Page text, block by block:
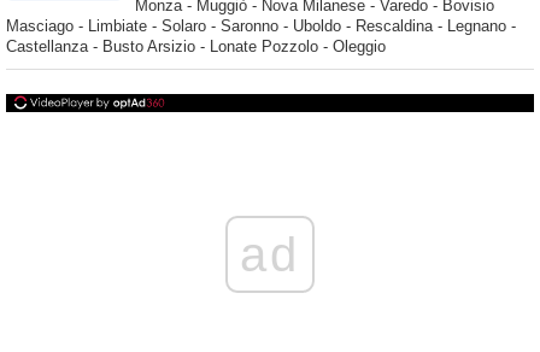
Monza - Muggiò - Nova Milanese - Varedo - Bovisio
Masciago - Limbiate - Solaro - Saronno - Uboldo - Rescaldina - Legnano -
Castellanza - Busto Arsizio - Lonate Pozzolo - Oleggio
ad